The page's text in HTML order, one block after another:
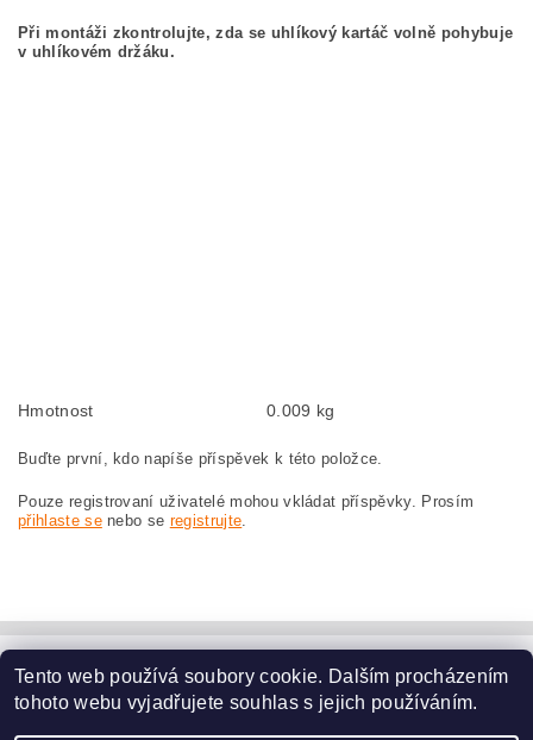
Při montáži zkontrolujte, zda se uhlíkový kartáč volně pohybuje
v uhlíkovém držáku.
Hmotnost 0.009 kg
Buďte první, kdo napíše příspěvek k této položce.
Pouze registrovaní uživatelé mohou vkládat příspěvky. Prosím
přihlaste senebo se registrujte.
www.dodilny.cz
Tento web používá soubory cookie. Dalším procházením
tohoto webu vyjadřujete souhlas s jejich používáním.